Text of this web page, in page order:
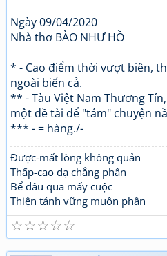
Ngày 09/04/2020
Nhà thơ BÀO NHƯ HỒ
* - Cao điểm thời vượt biên,
ngoài biển cả.
** - Tàu Việt Nam Thương
một đề tài để "tám" chuyện
*** - = hàng./-
Được-mất lòng không quản
Thấp-cao dạ chẳng phân
Bể dâu qua mấy cuộc
Thiện tánh vững muôn phần
☆
☆
☆
☆
☆